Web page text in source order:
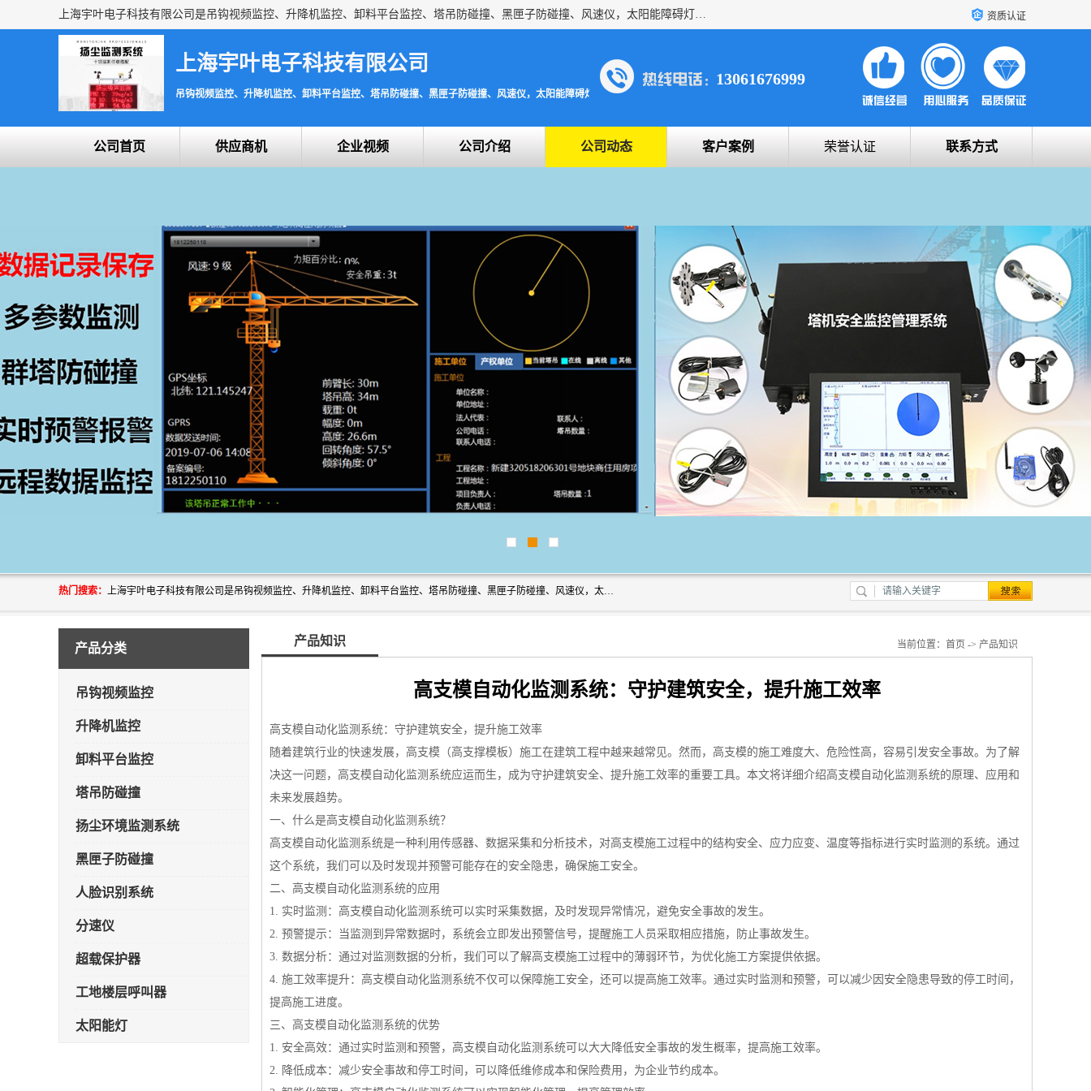
上海宇叶电子科技有限公司是吊钩视频监控、升降机监控、卸料平台监控、塔吊防碰撞、黑匣子防碰撞、风速仪，太阳能障碍灯安全提示灯等一系列升降机的常用配件产品专业研发生产加工的公司，拥有完整、科学的质量管理体系。 资质认证
上海宇叶电子科技有限公司
吊钩视频监控、升降机监控、卸料平台监控、塔吊防碰撞、黑匣子防碰撞、风速仪，太阳能障碍灯安全提示灯
13061676999
公司首页 供应商机 企业视频 公司介绍 公司动态 客户案例 荣誉认证 联系方式
热门搜索： 上海宇叶电子科技有限公司是吊钩视频监控、升降机监控、卸料平台监控、塔吊防碰撞、黑匣子防碰撞、风速仪，太阳能障碍灯安全提示灯等一系列升降机的常用配件产品专业研发生产加工的公司，拥有完整、科学的质量管理体系。
产品分类
吊钩视频监控
升降机监控
卸料平台监控
塔吊防碰撞
扬尘环境监测系统
黑匣子防碰撞
人脸识别系统
分速仪
超载保护器
工地楼层呼叫器
太阳能灯
产品知识 当前位置： 首页 -> 产品知识
高支模自动化监测系统：守护建筑安全，提升施工效率
高支模自动化监测系统：守护建筑安全，提升施工效率
随着建筑行业的快速发展，高支模（高支撑模板）施工在建筑工程中越来越常见。然而，高支模的施工难度大、危险性高，容易引发安全事故。为了解
决这一问题，高支模自动化监测系统应运而生，成为守护建筑安全、提升施工效率的重要工具。本文将详细介绍高支模自动化监测系统的原理、应用和
未来发展趋势。
一、什么是高支模自动化监测系统？
高支模自动化监测系统是一种利用传感器、数据采集和分析技术，对高支模施工过程中的结构安全、应力应变、温度等指标进行实时监测的系统。通过
这个系统，我们可以及时发现并预警可能存在的安全隐患，确保施工安全。
二、高支模自动化监测系统的应用
1. 实时监测：高支模自动化监测系统可以实时采集数据，及时发现异常情况，避免安全事故的发生。
2. 预警提示：当监测到异常数据时，系统会立即发出预警信号，提醒施工人员采取相应措施，防止事故发生。
3. 数据分析：通过对监测数据的分析，我们可以了解高支模施工过程中的薄弱环节，为优化施工方案提供依据。
4. 施工效率提升：高支模自动化监测系统不仅可以保障施工安全，还可以提高施工效率。通过实时监测和预警，可以减少因安全隐患导致的停工时间，
提高施工进度。
三、高支模自动化监测系统的优势
1. 安全高效：通过实时监测和预警，高支模自动化监测系统可以大大降低安全事故的发生概率，提高施工效率。
2. 降低成本：减少安全事故和停工时间，可以降低维修成本和保险费用，为企业节约成本。